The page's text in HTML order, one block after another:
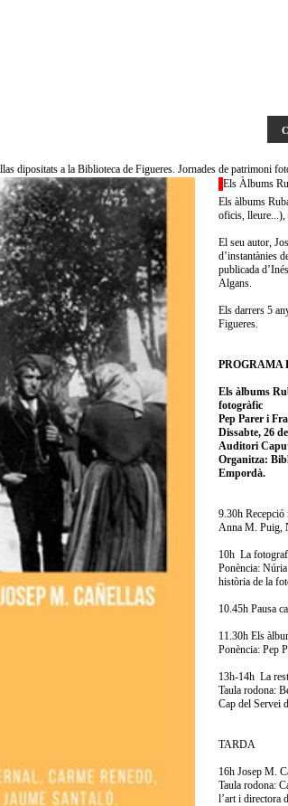
dipositats a la Biblioteca de Figueres. Jornades de patrimoni
Els Àlbums
Els àlbums
oficis,
El seu autor,
d’instantànies
publicada
Algans.
Els darrers 5
Figueres.
PROGRAMA
Els àlbums
fotogràfic
Pep Parer i
Dissabte, 26
Auditori
Organitza:
Empordà.
9.30h
Anna M. Puig,
10h La
Ponència:
història de la
10.45h Pausa
11.30h Els
Ponència: Pep
13h-14h La
Taula rodona:
Cap del Servei
TARDA
16h Josep M.
Taula rodona:
l’art i directora